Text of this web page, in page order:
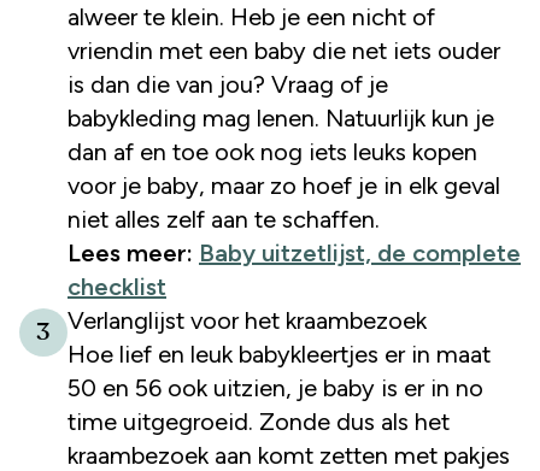
alweer te klein. Heb je een nicht of
vriendin met een baby die net iets ouder
is dan die van jou? Vraag of je
babykleding mag lenen. Natuurlijk kun je
dan af en toe ook nog iets leuks kopen
voor je baby, maar zo hoef je in elk geval
niet alles zelf aan te schaffen.
Lees meer: Baby uitzetlijst, de complete
checklist
3
Verlanglijst voor het kraambezoek
Hoe lief en leuk babykleertjes er in maat
50 en 56 ook uitzien, je baby is er in no
time uitgegroeid. Zonde dus als het
kraambezoek aan komt zetten met pakjes